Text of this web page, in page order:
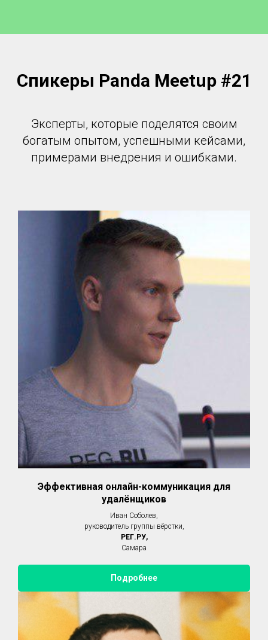
Спикеры Panda Meetup #21
Эксперты, которые поделятся своим
богатым опытом, успешными кейсами,
примерами внедрения и ошибками.
Эффективная онлайн-коммуникация для
удалёнщиков
Иван Соболев,
руководитель группы вёрстки,
РЕГ.РУ,
Самара
Подробнее